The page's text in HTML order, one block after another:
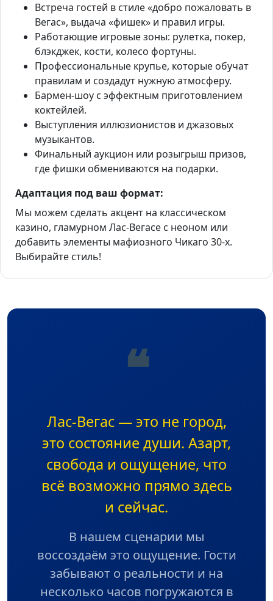
Встреча гостей в стиле «добро пожаловать в
Вегас», выдача «фишек» и правил игры.
Работающие игровые зоны: рулетка, покер,
блэкджек, кости, колесо фортуны.
Профессиональные крупье, которые обучат
правилам и создадут нужную атмосферу.
Бармен-шоу с эффектным приготовлением
коктейлей.
Выступления иллюзионистов и джазовых
музыкантов.
Финальный аукцион или розыгрыш призов,
где фишки обмениваются на подарки.
Адаптация под ваш формат:
Мы можем сделать акцент на классическом
казино, гламурном Лас-Вегасе с неоном или
добавить элементы мафиозного Чикаго 30-х.
Выбирайте стиль!
❝
Лас-Вегас — это не город,
это состояние души. Азарт,
свобода и ощущение, что
всё возможно прямо здесь
и сейчас.
В нашем сценарии мы
воссоздаём это ощущение. Гости
забывают о реальности и на
несколько часов погружаются в